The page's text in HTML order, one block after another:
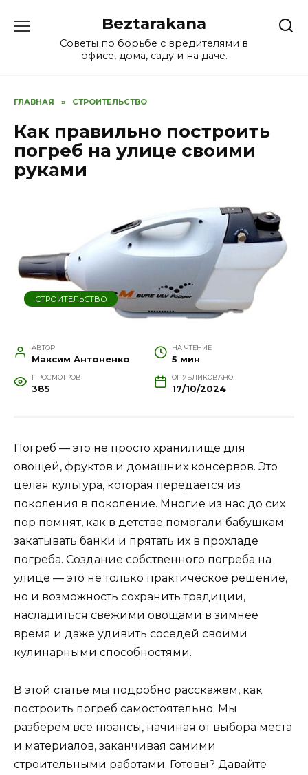
содержанию
Beztarakana
Советы по борьбе с вредителями в
офисе, дома, саду и на даче.
ГЛАВНАЯ » СТРОИТЕЛЬСТВО
Как правильно построить
погреб на улице своими
руками
СТРОИТЕЛЬСТВО
АВТОР
Максим Антоненко
НА ЧТЕНИЕ
5 мин
ПРОСМОТРОВ
385
ОПУБЛИКОВАНО
17/10/2024
Погреб — это не просто хранилище для
овощей, фруктов и домашних консервов. Это
целая культура, которая передается из
поколения в поколение. Многие из нас до сих
пор помнят, как в детстве помогали бабушкам
закатывать банки и прятать их в прохладе
погреба. Создание собственного погреба на
улице — это не только практическое решение,
но и возможность сохранить традиции,
насладиться свежими овощами в зимнее
время и даже удивить соседей своими
кулинарными способностями.
В этой статье мы подробно расскажем, как
построить погреб самостоятельно. Мы
разберем все нюансы, начиная от выбора места
и материалов, заканчивая самими
строительными работами. Готовы? Давайте